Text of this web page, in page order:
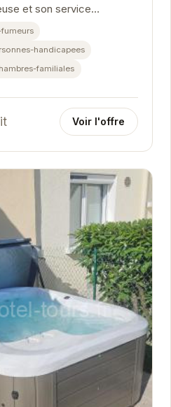
et son service
sentir comme chez vous.
handicapees
familiales
Voir l'offre